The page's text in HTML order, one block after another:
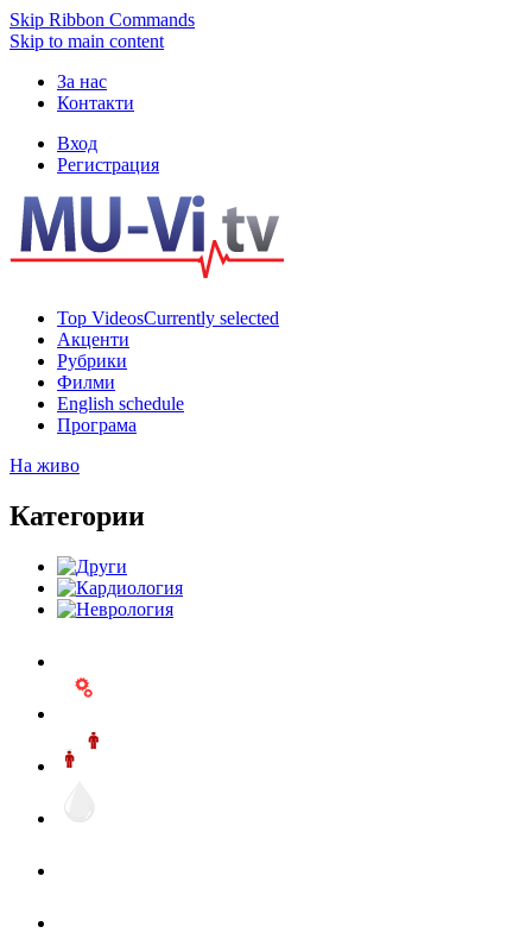
Skip Ribbon Commands
Skip to main content
За нас
Контакти
Вход
Регистрация
Top VideosCurrently selected
Акценти
Рубрики
Филми
English schedule
Програма
На живо
Категории